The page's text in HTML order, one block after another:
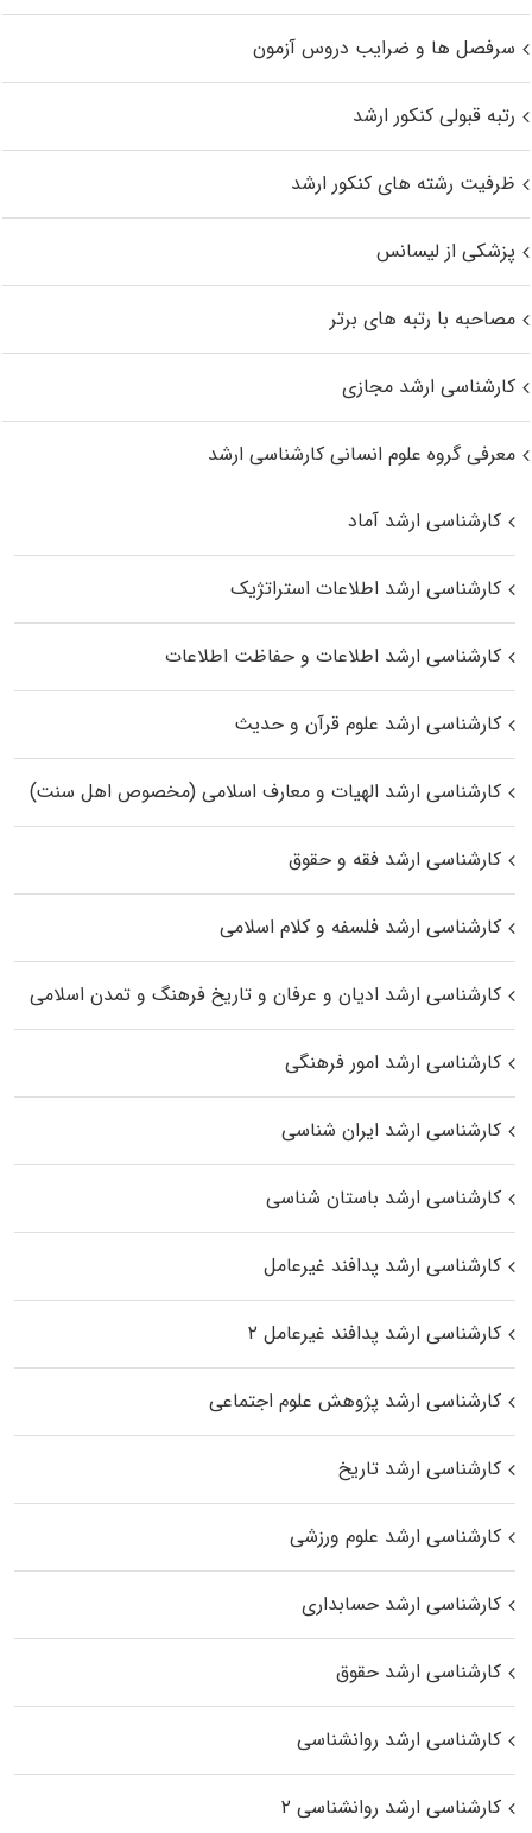
سرفصل ها و ضرایب دروس آزمون
رتبه قبولی کنکور ارشد
ظرفیت رشته های کنکور ارشد
پزشکی از لیسانس
مصاحبه با رتبه های برتر
کارشناسی ارشد مجازی
معرفی گروه علوم انسانی کارشناسی ارشد
کارشناسی ارشد آماد
کارشناسی ارشد اطلاعات استراتژیک
کارشناسی ارشد اطلاعات و حفاظت اطلاعات
کارشناسی ارشد علوم قرآن و حدیث
کارشناسی ارشد الهیات و معارف اسلامی (مخصوص اهل سنت)
کارشناسی ارشد فقه و حقوق
کارشناسی ارشد فلسفه و کلام اسلامی
کارشناسی ارشد ادیان و عرفان و تاریخ فرهنگ و تمدن اسلامی
کارشناسی ارشد امور فرهنگی
کارشناسی ارشد ایران شناسی
کارشناسی ارشد باستان شناسی
کارشناسی ارشد پدافند غیرعامل
کارشناسی ارشد پدافند غیرعامل ۲
کارشناسی ارشد پژوهش علوم اجتماعی
کارشناسی ارشد تاریخ
کارشناسی ارشد علوم ورزشی
کارشناسی ارشد حسابداری
کارشناسی ارشد حقوق
کارشناسی ارشد روانشناسی
کارشناسی ارشد روانشناسی ۲